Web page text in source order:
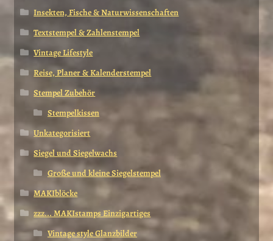
Insekten, Fische & Naturwissenschaften
Textstempel & Zahlenstempel
Vintage Lifestyle
Reise, Planer & Kalenderstempel
Stempel Zubehör
Stempelkissen
Unkategorisiert
Siegel und Siegelwachs
Große und kleine Siegelstempel
MAKIblöcke
zzz... MAKIstamps Einzigartiges
Vintage style Glanzbilder